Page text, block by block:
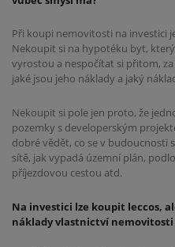
Při koupi nemovitosti na investici
Nekoupit si na hypotéku byt, který
vyrostou a nespočítat si přitom,
jaké jsou jeho náklady a jaký
Nekoupit si pole jen proto, že
pozemky s developerským
dobré vědět, co se v budoucnosti
sítě, jak vypadá územní plán,
příjezdovou cestou atd.
Na investici lze koupit leccos,
náklady vlastnictví nemovitosti